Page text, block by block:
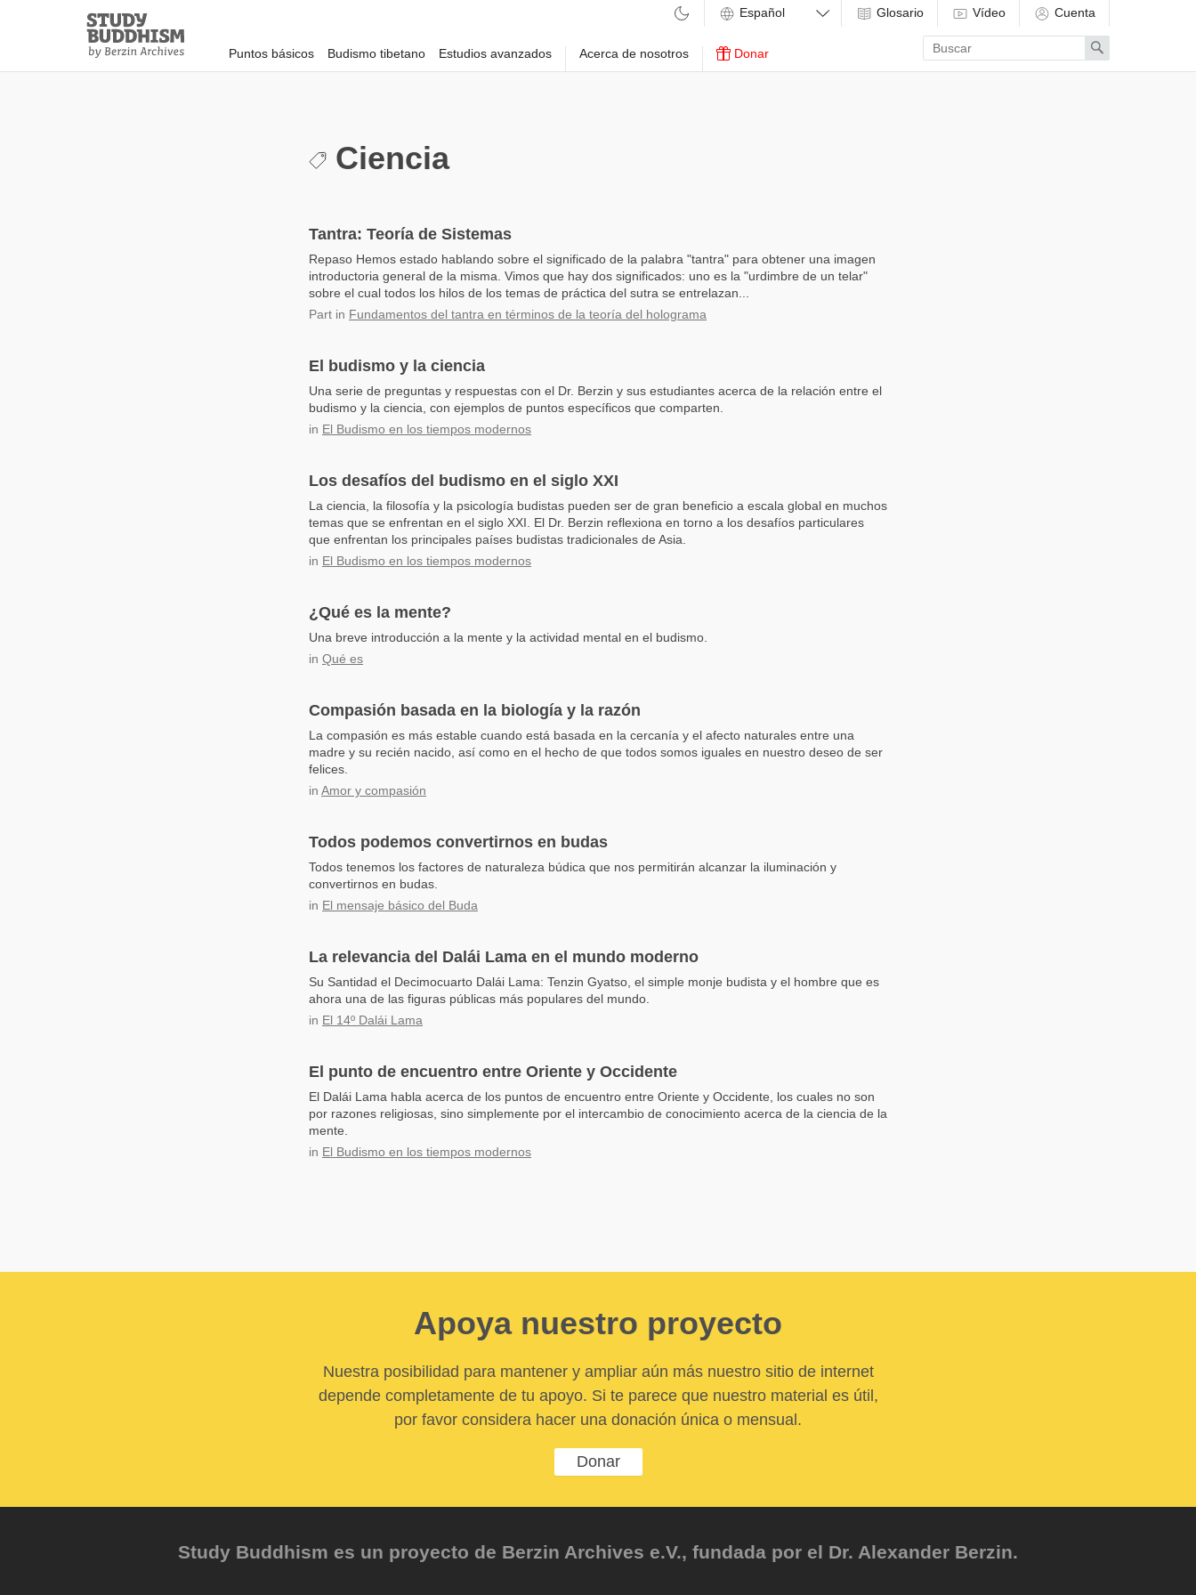
Study
Buddhism
Home
Puntos básicos Budismo tibetano Estudios avanzados Acerca de nosotros Donar
Glosario Vídeo Cuenta
Enter
search
term
Search
Ciencia
Tantra: Teoría de Sistemas
Repaso Hemos estado hablando sobre el significado de la palabra "tantra" para obtener una imagen
introductoria general de la misma. Vimos que hay dos significados: uno es la "urdimbre de un telar"
sobre el cual todos los hilos de los temas de práctica del sutra se entrelazan...
Part in Fundamentos del tantra en términos de la teoría del holograma
El budismo y la ciencia
Una serie de preguntas y respuestas con el Dr. Berzin y sus estudiantes acerca de la relación entre el
budismo y la ciencia, con ejemplos de puntos específicos que comparten.
in El Budismo en los tiempos modernos
Los desafíos del budismo en el siglo XXI
La ciencia, la filosofía y la psicología budistas pueden ser de gran beneficio a escala global en muchos
temas que se enfrentan en el siglo XXI. El Dr. Berzin reflexiona en torno a los desafíos particulares
que enfrentan los principales países budistas tradicionales de Asia.
in El Budismo en los tiempos modernos
¿Qué es la mente?
Una breve introducción a la mente y la actividad mental en el budismo.
in Qué es
Compasión basada en la biología y la razón
La compasión es más estable cuando está basada en la cercanía y el afecto naturales entre una
madre y su recién nacido, así como en el hecho de que todos somos iguales en nuestro deseo de ser
felices.
in Amor y compasión
Todos podemos convertirnos en budas
Todos tenemos los factores de naturaleza búdica que nos permitirán alcanzar la iluminación y
convertirnos en budas.
in El mensaje básico del Buda
La relevancia del Dalái Lama en el mundo moderno
Su Santidad el Decimocuarto Dalái Lama: Tenzin Gyatso, el simple monje budista y el hombre que es
ahora una de las figuras públicas más populares del mundo.
in El 14º Dalái Lama
El punto de encuentro entre Oriente y Occidente
El Dalái Lama habla acerca de los puntos de encuentro entre Oriente y Occidente, los cuales no son
por razones religiosas, sino simplemente por el intercambio de conocimiento acerca de la ciencia de la
mente.
in El Budismo en los tiempos modernos
Apoya nuestro proyecto
Nuestra posibilidad para mantener y ampliar aún más nuestro sitio de internet
depende completamente de tu apoyo. Si te parece que nuestro material es útil,
por favor considera hacer una donación única o mensual.
Donar
Study Buddhism es un proyecto de Berzin Archives e.V., fundada por el Dr. Alexander Berzin.